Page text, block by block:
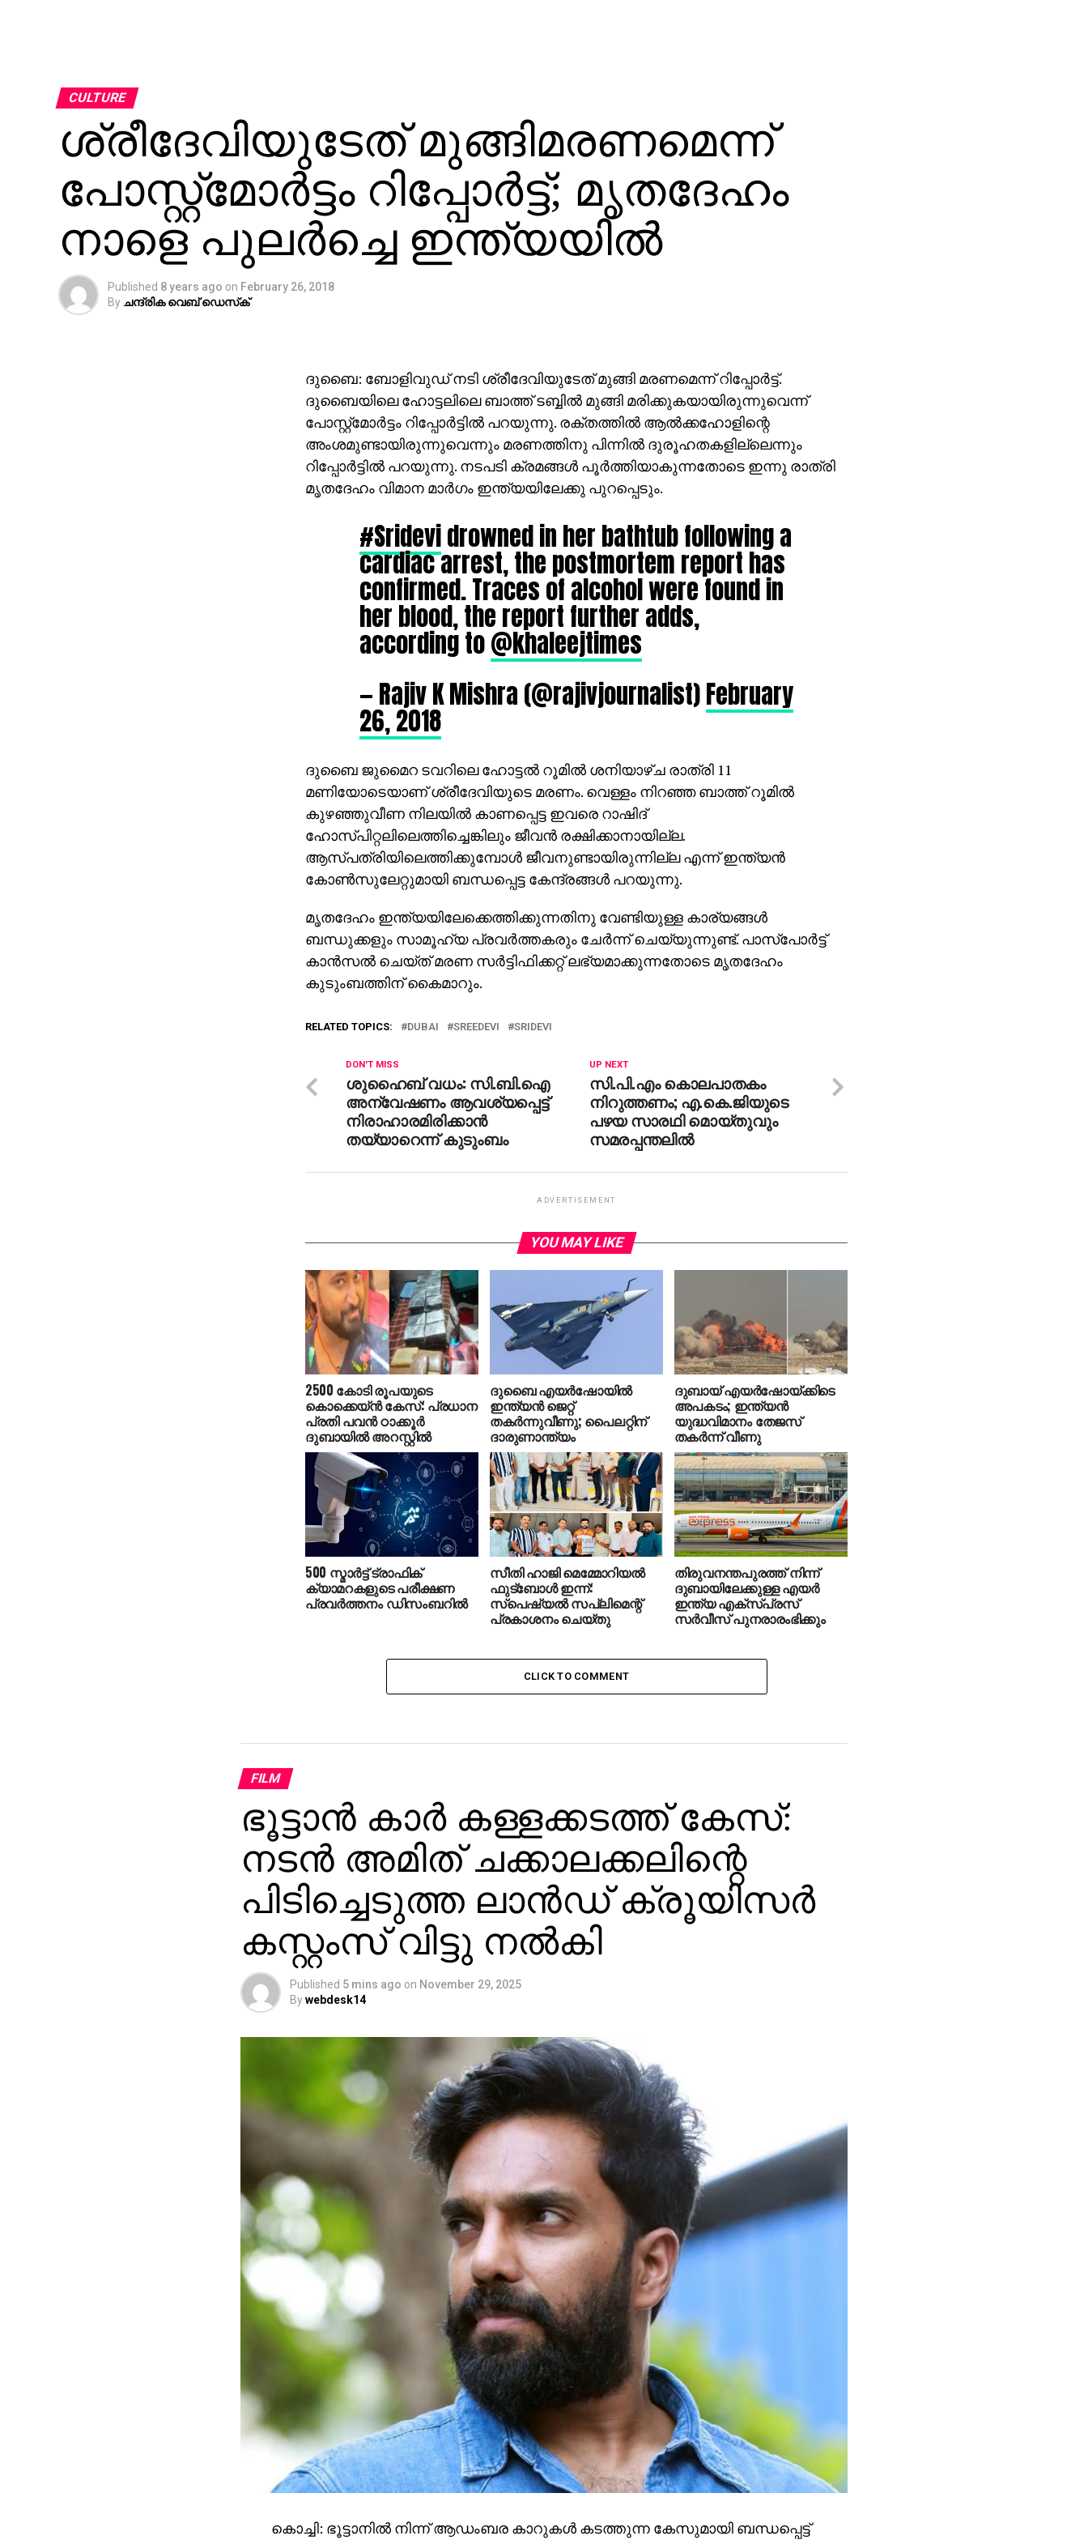
CULTURE
ശ്രീദേവിയുടേത് മുങ്ങിമരണമെന്ന്
പോസ്റ്റ്‌മോര്‍ട്ടം റിപ്പോര്‍ട്ട്‌; മൃതദേഹം
നാളെ പുലര്‍ച്ചെ ഇന്ത്യയില്‍
Published 8 years ago on February 26, 2018
By ചന്ദ്രിക വെബ് ഡെസ്‌ക്‌
ദുബൈ: ബോളിവുഡ് നടി ശ്രീദേവിയുടേത് മുങ്ങി മരണമെന്ന് റിപ്പോര്‍ട്ട്.
ദുബൈയിലെ ഹോട്ടലിലെ ബാത്ത് ടബ്ബില്‍ മുങ്ങി മരിക്കുകയായിരുന്നുവെന്ന്
പോസ്റ്റ്‌മോര്‍ട്ടം റിപ്പോര്‍ട്ടില്‍ പറയുന്നു. രക്തത്തില്‍ ആല്‍ക്കഹോളിന്റെ
അംശമുണ്ടായിരുന്നുവെന്നും മരണത്തിനു പിന്നില്‍ ദുരൂഹതകളില്ലെന്നും
റിപ്പോര്‍ട്ടില്‍ പറയുന്നു. നടപടി ക്രമങ്ങള്‍ പൂര്‍ത്തിയാകുന്നതോടെ ഇന്നു രാത്രി
മൃതദേഹം വിമാന മാര്‍ഗം ഇന്ത്യയിലേക്കു പുറപ്പെടും.
#Sridevidrowned in her bathtub following a
cardiac arrest, the postmortem report has
confirmed. Traces of alcohol were found in
her blood, the report further adds,
according to@khaleejtimes
— Rajiv K Mishra (@rajivjournalist)February
26, 2018
ദുബൈ ജുമൈറ ടവറിലെ ഹോട്ടല്‍ റൂമില്‍ ശനിയാഴ്ച രാത്രി 11
മണിയോടെയാണ് ശ്രീദേവിയുടെ മരണം. വെള്ളം നിറഞ്ഞ ബാത്ത് റൂമില്‍
കുഴഞ്ഞുവീണ നിലയില്‍ കാണപ്പെട്ട ഇവരെ റാഷിദ്
ഹോസ്പിറ്റലിലെത്തിച്ചെങ്കിലും ജീവന്‍ രക്ഷിക്കാനായില്ല.
ആസ്പത്രിയിലെത്തിക്കുമ്പോള്‍ ജീവനുണ്ടായിരുന്നില്ല എന്ന് ഇന്ത്യന്‍
കോണ്‍സുലേറ്റുമായി ബന്ധപ്പെട്ട കേന്ദ്രങ്ങള്‍ പറയുന്നു.
മൃതദേഹം ഇന്ത്യയിലേക്കെത്തിക്കുന്നതിനു വേണ്ടിയുള്ള കാര്യങ്ങള്‍
ബന്ധുക്കളും സാമൂഹ്യ പ്രവര്‍ത്തകരും ചേര്‍ന്ന് ചെയ്യുന്നുണ്ട്. പാസ്‌പോര്‍ട്ട്
കാന്‍സല്‍ ചെയ്ത് മരണ സര്‍ട്ടിഫിക്കറ്റ് ലഭ്യമാക്കുന്നതോടെ മൃതദേഹം
കുടുംബത്തിന് കൈമാറും.
RELATED TOPICS: DUBAI SREEDEVI SRIDEVI
UP NEXT
സി.പി.എം കൊലപാതകം
നിറുത്തണം; എ.കെ.ജിയുടെ
പഴയ സാരഥി മൊയ്തുവും
സമരപ്പന്തലില്‍
DON'T MISS
ശുഹൈബ് വധം: സി.ബി.ഐ
അന്വേഷണം ആവശ്യപ്പെട്ട്
നിരാഹാരമിരിക്കാന്‍
തയ്യാറെന്ന് കുടുംബം
ADVERTISEMENT
YOU MAY LIKE
2500 കോടി രൂപയുടെ
കൊക്കെയ്ന്‍ കേസ്: പ്രധാന
പ്രതി പവന്‍ ഠാക്കൂര്‍
ദുബായില്‍ അറസ്റ്റില്‍
ദുബൈ എയര്‍ഷോയില്‍
ഇന്ത്യന്‍ ജെറ്റ്
തകര്‍ന്നുവീണു; പൈലറ്റിന്
ദാരുണാന്ത്യം
ദുബായ് എയര്‍ഷോയ്ക്കിടെ
അപകടം; ഇന്ത്യന്‍
യുദ്ധവിമാനം തേജസ്
തകര്‍ന്ന് വീണു
500 സ്മാര്‍ട്ട് ട്രാഫിക്
ക്യാമറകളുടെ പരീക്ഷണ
പ്രവര്‍ത്തനം ഡിസംബറില്‍
സീതി ഹാജി മെമ്മോറിയൽ
ഫുട്ബോൾ ഇന്ന്:
സ്പെഷ്യൽ സപ്ലിമെന്റ്
പ്രകാശനം ചെയ്തു
തിരുവനന്തപുരത്ത് നിന്ന്
ദുബായിലേക്കുള്ള എയര്‍
ഇന്ത്യ എക്‌സ്പ്രസ്
സര്‍വീസ് പുനരാരംഭിക്കും
CLICK TO COMMENT
FILM
ഭൂട്ടാന്‍ കാര്‍ കള്ളക്കടത്ത് കേസ്:
നടന്‍ അമിത് ചക്കാലക്കലിന്റെ
പിടിച്ചെടുത്ത ലാന്‍ഡ് ക്രൂയിസര്‍
കസ്റ്റംസ് വിട്ടു നല്‍കി
Published 5 mins ago on November 29, 2025
Bywebdesk14
കൊച്ചി: ഭൂട്ടാനില്‍ നിന്ന് ആഡംബര കാറുകള്‍ കടത്തുന്ന കേസുമായി ബന്ധപ്പെട്ട്